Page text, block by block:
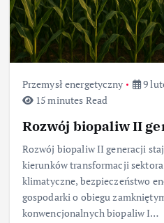
Przemysł energetyczny
9
15 minutes Read
Rozwój biopaliw II
Rozwój biopaliw II generacji
kierunków transformacji
klimatyczne, bezpieczeństwo
gospodarki o obiegu
konwencjonalnych biopaliw I…